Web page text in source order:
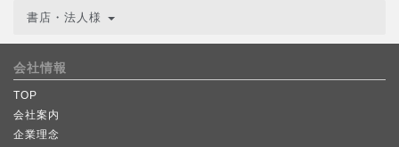
書店・法人様
会社情報
TOP
会社案内
企業理念